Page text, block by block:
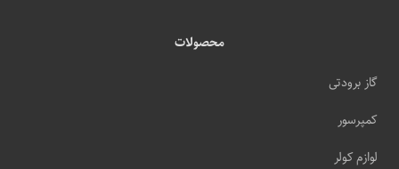
محصولات
گاز برودتی
کمپرسور
لوازم کولر